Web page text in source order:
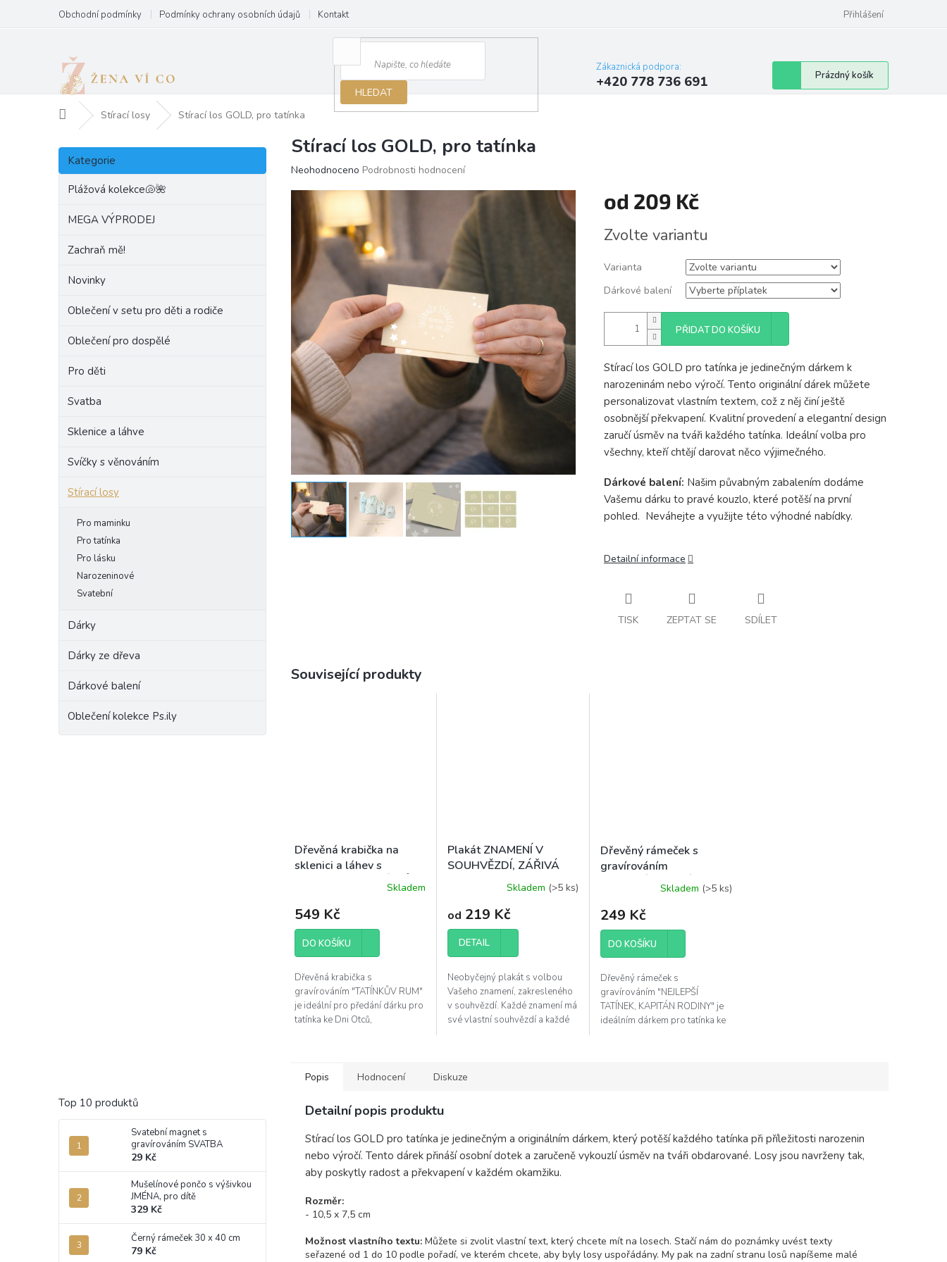
obsah
Obchodní podmínky Podmínky ochrany osobních údajů Kontakt Přihlášení
HLEDAT
Zákaznická podpora:
+420 778 736 691
Nákupní
košík
Prázdný košík
Domů Stírací losy Stírací los GOLD, pro tatínka
P
s
Přeskočit
kategorie
Kategorie
Plážová kolekce🐚🌺
MEGA VÝPRODEJ
Zachraň mě!
Novinky
Oblečení v setu pro děti a rodiče
Oblečení pro dospělé
Pro děti
Svatba
Sklenice a láhve
Svíčky s věnováním
Stírací losy
Pro maminku
Pro tatínka
Pro lásku
Narozeninové
Svatební
Dárky
Dárky ze dřeva
Dárkové balení
Oblečení kolekce Ps.ily
Top 10 produktů
Svatební magnet s
gravírováním SVATBA
29 Kč
Mušelínové pončo s výšivkou
JMÉNA, pro dítě
329 Kč
Černý rámeček 30 x 40 cm
79 Kč
Stírací los GOLD, pro tatínka
Průměrné
produktu
hvězdiček.
Neohodnoceno Podrobnosti hodnocení
od 209 Kč
cena:
Zvolte variantu
Varianta
Dárkové balení
PŘIDAT DO KOŠÍKU
Stírací los GOLD pro tatínka je jedinečným dárkem k
narozeninám nebo výročí. Tento originální dárek můžete
personalizovat vlastním textem, což z něj činí ještě
osobnější překvapení. Kvalitní provedení a elegantní design
zaručí úsměv na tváři každého tatínka. Ideální volba pro
všechny, kteří chtějí darovat něco výjimečného.
Dárkové balení: Našim půvabným zabalením dodáme
Vašemu dárku to pravé kouzlo, které potěší na první
pohled. Neváhejte a využijte této výhodné nabídky.
Detailní informace
TISK ZEPTAT SE SDÍLET
Související produkty
Dřevěná krabička na
sklenici a láhev s
gravírováním TATÍNKŮV
Skladem
549 Kč
DO KOŠÍKU
Dřevěná krabička s
gravírováním "TATÍNKŮV RUM"
je ideální pro předání dárku pro
tatínka ke Dni Otců,
Plakát ZNAMENÍ V
SOUHVĚZDÍ, ZÁŘIVÁ
OBLOHA, pro pár
produktu
je
5,0
z
hvězdiček.
Skladem (>5 ks)
od 219 Kč
DETAIL
Neobyčejný plakát s volbou
Vašeho znamení, zakresleného
v souhvězdí. Každé znamení má
své vlastní souhvězdí a každé
Dřevěný rámeček s
gravírováním
NEJLEPŠÍMU TATÍNKOVI
Skladem (>5 ks)
249 Kč
DO KOŠÍKU
Dřevěný rámeček s
gravírováním "NEJLEPŠÍ
TATÍNEK, KAPITÁN RODINY" je
ideálním dárkem pro tatínka ke
Popis Hodnocení Diskuze
Detailní popis produktu
Stírací los GOLD pro tatínka je jedinečným a originálním dárkem, který potěší každého tatínka při příležitosti narozenin
nebo výročí. Tento dárek přináší osobní dotek a zaručeně vykouzlí úsměv na tváři obdarované. Losy jsou navrženy tak,
aby poskytly radost a překvapení v každém okamžiku.
Rozměr:
- 10,5 x 7,5 cm
Možnost vlastního textu: Můžete si zvolit vlastní text, který chcete mít na losech. Stačí nám do poznámky uvést texty
seřazené od 1 do 10 podle pořadí, ve kterém chcete, aby byly losy uspořádány. My pak na zadní stranu losů napíšeme malé